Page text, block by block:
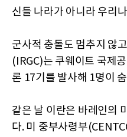
신들 나라가 아니라 우리
군사적 충돌도 멈추지 않
(IRGC)는 쿠웨이트 국제
론 17기를 발사해 1명이
같은 날 이란은 바레인의
다. 미 중부사령부